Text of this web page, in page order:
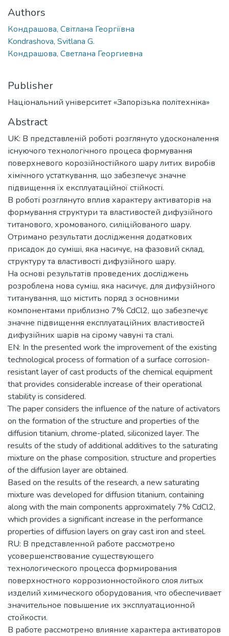
Authors
Кондрашова, Світлана Георгіївна
Kondrashova, Svitlana G.
Кондрашова, Светлана Георгиевна
Publisher
Національний університет «Запорізька політехніка»
Abstract
UK: В представленій роботі розглянуто удосконалення
існуючого технологічного процеса формування
поверхневого корозійностійкого шару литих виробів
хімічного устаткування, що забезпечує значне
підвищення їх експлуатаційної стійкості.
В роботі розглянуто вплив характеру активаторів на
формування структури та властивостей дифузійного
титанового, хромованого, силіційованого шару.
Отримано результати дослідження додаткових
присадок до суміші, яка насичує, на фазовий склад,
структуру та властивості дифузійного шару.
На основі результатів проведених досліджень
розроблена нова суміш, яка насичує, для дифузійного
титанування, що містить поряд з основними
компонентами приблизно 7% CdCl2, що забезпечує
значне підвищення експлуатаційних властивостей
дифузійних шарів на сірому чавуні та сталі.
EN: In the presented work the improvement of the existing
technological process of formation of a surface corrosion-
resistant layer of cast products of the chemical equipment
that provides considerable increase of their operational
stability is considered.
The paper considers the influence of the nature of activators
on the formation of the structure and properties of the
diffusion titanium, chrome-plated, siliconized layer. The
results of the study of additional additives to the saturating
mixture on the phase composition, structure and properties
of the diffusion layer are obtained.
Based on the results of the research, a new saturating
mixture was developed for diffusion titanium, containing
along with the main components approximately 7% CdCl2,
which provides a significant increase in the performance
properties of diffusion layers on gray cast iron and steel.
RU: В представленной работе рассмотрено
усовершенствование существующего
технологического процесса формирования
поверхностного коррозионностойкого слоя литых
изделий химического оборудования, что обеспечивает
значительное повышение их эксплуатационной
стойкости.
В работе рассмотрено влияние характера активаторов